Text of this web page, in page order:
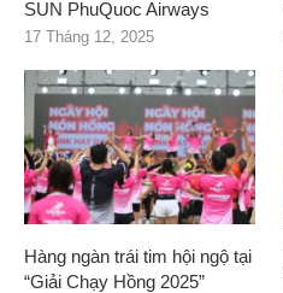
SUN PhuQuoc Airways
17 Tháng 12, 2025
Hàng ngàn trái tim hội ngộ tại
“Giải Chạy Hồng 2025”